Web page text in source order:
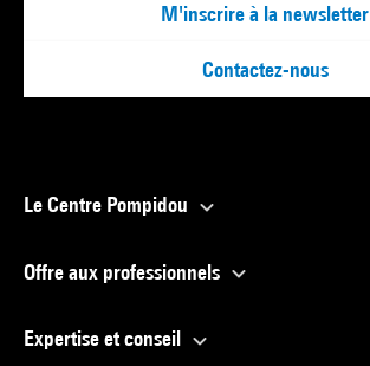
M'inscrire à la newsletter
Contactez-nous
Le Centre Pompidou
Offre aux professionnels
Expertise et conseil